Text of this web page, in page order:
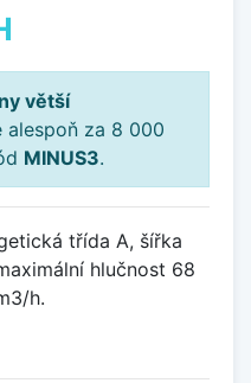
větší
alespoň za 8 000
MINUS3.
třída A, šířka
hlučnost 68
h.